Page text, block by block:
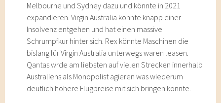
Melbourne und Sydney dazu und könnte in 2021
expandieren. Virgin Australia konnte knapp einer
Insolvenz entgehen und hat einen massive
Schrumpfkur hinter sich. Rex könnte Maschinen die
bislang für Virgin Australia unterwegs waren leasen.
Qantas wrde am liebsten auf vielen Strecken innerhalb
Australiens als Monopolist agieren was wiederum
deutlich höhere Flugpreise mit sich bringen könnte.